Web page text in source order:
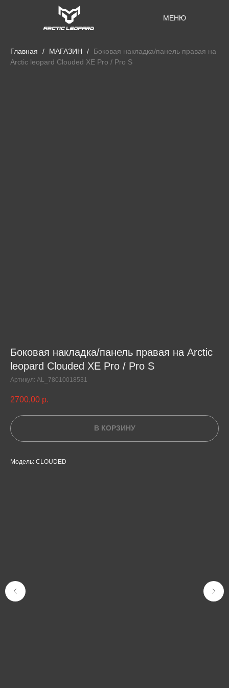
МЕНЮ
Главная МАГАЗИН
Боковая накладка/панель правая на
Arctic leopard Clouded XE Pro / Pro S
Боковая накладка/панель правая на Arctic
leopard Clouded XE Pro / Pro S
Артикул: AL_78010018531
2700,00 р.
В КОРЗИНУ
Модель: CLOUDED